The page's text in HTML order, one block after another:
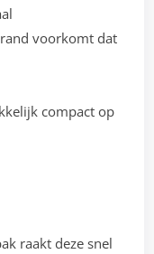
voorkomt dat
compact op
raakt deze snel